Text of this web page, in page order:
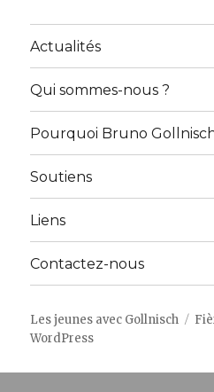
Actualités
Qui sommes-nous ?
Pourquoi Bruno
Soutiens
Liens
Contactez-nous
Les jeunes avec Gollnisch
WordPress